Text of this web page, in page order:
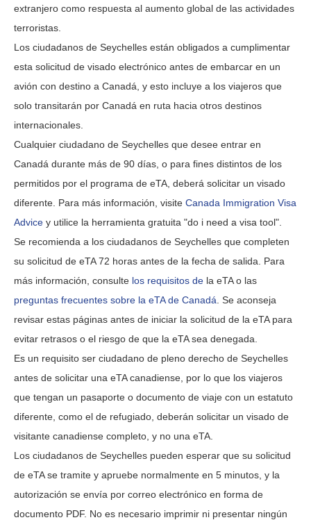
extranjero como respuesta al aumento global de las actividades
terroristas.
Los ciudadanos de Seychelles están obligados a cumplimentar
esta solicitud de visado electrónico antes de embarcar en un
avión con destino a Canadá, y esto incluye a los viajeros que
solo transitarán por Canadá en ruta hacia otros destinos
internacionales.
Cualquier ciudadano de Seychelles que desee entrar en
Canadá durante más de 90 días, o para fines distintos de los
permitidos por el programa de eTA, deberá solicitar un visado
diferente. Para más información, visite Canada Immigration Visa
Advice y utilice la herramienta gratuita "do i need a visa tool".
Se recomienda a los ciudadanos de Seychelles que completen
su solicitud de eTA 72 horas antes de la fecha de salida. Para
más información, consulte los requisitos de la eTA o las
preguntas frecuentes sobre la eTA de Canadá . Se aconseja
revisar estas páginas antes de iniciar la solicitud de la eTA para
evitar retrasos o el riesgo de que la eTA sea denegada.
Es un requisito ser ciudadano de pleno derecho de Seychelles
antes de solicitar una eTA canadiense, por lo que los viajeros
que tengan un pasaporte o documento de viaje con un estatuto
diferente, como el de refugiado, deberán solicitar un visado de
visitante canadiense completo, y no una eTA.
Los ciudadanos de Seychelles pueden esperar que su solicitud
de eTA se tramite y apruebe normalmente en 5 minutos, y la
autorización se envía por correo electrónico en forma de
documento PDF. No es necesario imprimir ni presentar ningún